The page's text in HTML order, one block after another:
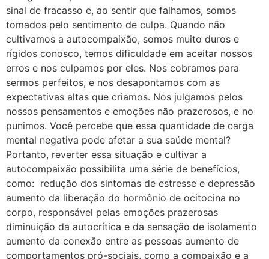
sinal de fracasso e, ao sentir que falhamos, somos
tomados pelo sentimento de culpa. Quando não
cultivamos a autocompaixão, somos muito duros e
rígidos conosco, temos dificuldade em aceitar nossos
erros e nos culpamos por eles. Nos cobramos para
sermos perfeitos, e nos desapontamos com as
expectativas altas que criamos. Nos julgamos pelos
nossos pensamentos e emoções não prazerosos, e no
punimos. Você percebe que essa quantidade de carga
mental negativa pode afetar a sua saúde mental?
Portanto, reverter essa situação e cultivar a
autocompaixão possibilita uma série de benefícios,
como: redução dos sintomas de estresse e depressão
aumento da liberação do hormônio de ocitocina no
corpo, responsável pelas emoções prazerosas
diminuição da autocrítica e da sensação de isolamento
aumento da conexão entre as pessoas aumento de
comportamentos pró-sociais, como a compaixão e a